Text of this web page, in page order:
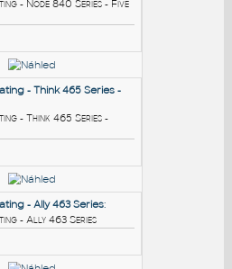
PODOBNÉ BLOKY
- Seating - Node 840 Series -
Seating - Node 840 Series - Five